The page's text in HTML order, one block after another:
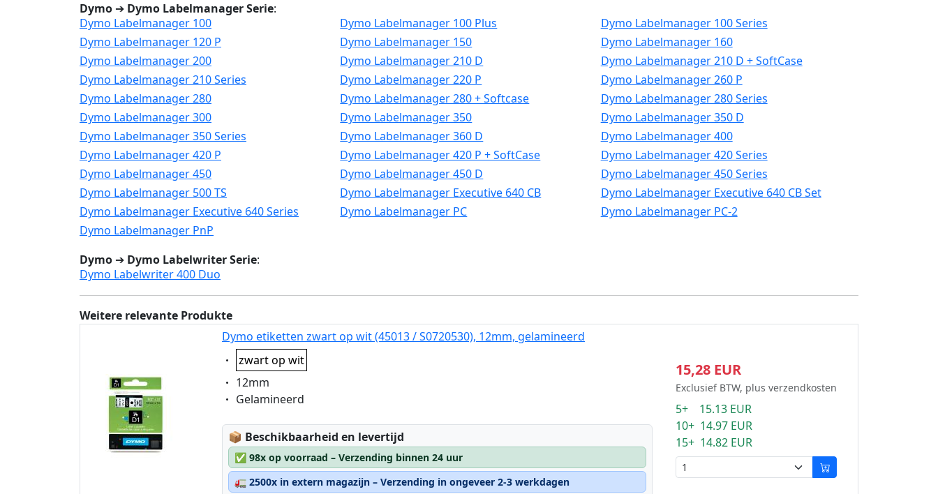
Dymo ➔ Dymo Labelmanager Serie:
Dymo Labelmanager 100
Dymo Labelmanager 100 Plus
Dymo Labelmanager 100 Series
Dymo Labelmanager 120 P
Dymo Labelmanager 150
Dymo Labelmanager 160
Dymo Labelmanager 200
Dymo Labelmanager 210 D
Dymo Labelmanager 210 D + SoftCase
Dymo Labelmanager 210 Series
Dymo Labelmanager 220 P
Dymo Labelmanager 260 P
Dymo Labelmanager 280
Dymo Labelmanager 280 + Softcase
Dymo Labelmanager 280 Series
Dymo Labelmanager 300
Dymo Labelmanager 350
Dymo Labelmanager 350 D
Dymo Labelmanager 350 Series
Dymo Labelmanager 360 D
Dymo Labelmanager 400
Dymo Labelmanager 420 P
Dymo Labelmanager 420 P + SoftCase
Dymo Labelmanager 420 Series
Dymo Labelmanager 450
Dymo Labelmanager 450 D
Dymo Labelmanager 450 Series
Dymo Labelmanager 500 TS
Dymo Labelmanager Executive 640 CB
Dymo Labelmanager Executive 640 CB Set
Dymo Labelmanager Executive 640 Series
Dymo Labelmanager PC
Dymo Labelmanager PC-2
Dymo Labelmanager PnP
Dymo ➔ Dymo Labelwriter Serie:
Dymo Labelwriter 400 Duo
Weitere relevante Produkte
Dymo etiketten zwart op wit (45013 / S0720530), 12mm, gelamineerd
Eigenschaft:
zwart op wit
Eigenschaft:
12mm
Eigenschaft:
Gelamineerd
📦 Lagerstatus:
Beschikbaarheid en levertijd
✅ 98x op voorraad – Verzending binnen 24 uur
🚛 2500x in extern magazijn – Verzending in ongeveer 2-3 werkdagen
15,28 EUR
Exclusief BTW, plus verzendkosten
5+ 15.13 EUR
10+ 14.97 EUR
15+ 14.82 EUR